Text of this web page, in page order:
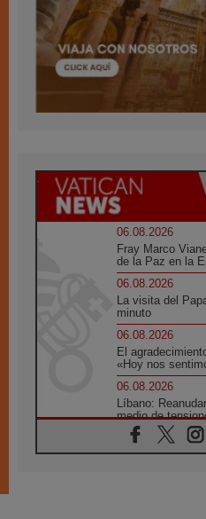
06.08.2026
Fray Marco
de la Paz en la
06.08.2026
La visita del
minuto
06.08.2026
El
«Hoy nos
06.08.2026
Líbano:
medio de
país
06.08.2026